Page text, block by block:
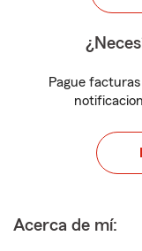
Pague
Acerca de mí: